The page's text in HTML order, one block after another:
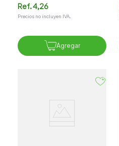
Ref.4,26
Precios no incluyen IVA.
Agregar